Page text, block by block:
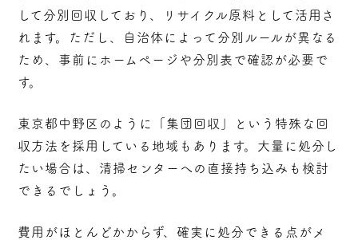
して分別回収しており、リサイクル原料として活用さ
れます。ただし、
自治体によって分別ルールが異なる
ため、事前にホームページや分別表で確認が必要で
す。
東京都中野区のように「集団回収」という特殊な回
収方法を採用している地域もあります。大量に処分し
たい場合は、清掃センターへの直接持ち込みも検討
できるでしょう。
費用がほとんどかからず、確実に処分できる点がメ